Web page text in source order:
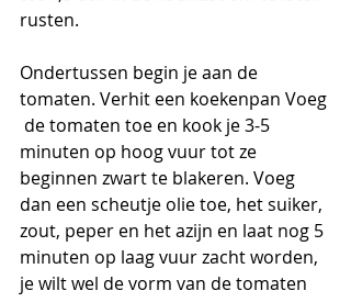
rusten.
Ondertussen begin je aan de
tomaten. Verhit een koekenpan Voeg
de tomaten toe en kook je 3-5
minuten op hoog vuur tot ze
beginnen zwart te blakeren. Voeg
dan een scheutje olie toe, het suiker,
zout, peper en het azijn en laat nog 5
minuten op laag vuur zacht worden,
je wilt wel de vorm van de tomaten